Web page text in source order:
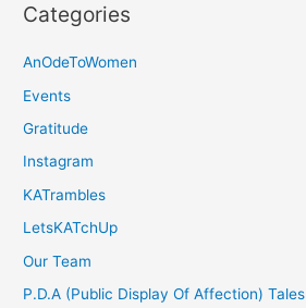
Categories
AnOdeToWomen
Events
Gratitude
Instagram
KATrambles
LetsKATchUp
Our Team
P.D.A (Public Display Of Affection) Tales